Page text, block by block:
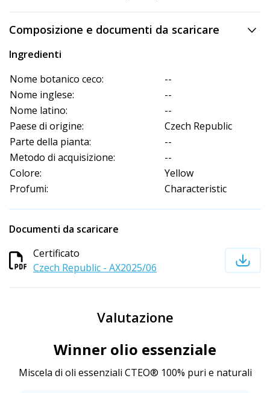
Composizione e documenti da scaricare
Ingredienti
Nome botanico ceco:
--
Nome inglese:
--
Nome latino:
--
Paese di origine:
Czech Republic
Parte della pianta:
--
Metodo di acquisizione:
--
Colore:
Yellow
Profumi:
Characteristic
Documenti da scaricare
Certificato
Czech Republic - AX2025/06
Valutazione
Winner olio essenziale
Miscela di oli essenziali CTEO® 100% puri e naturali